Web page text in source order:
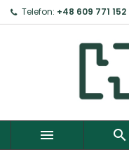
Telefon: +48 609 771 152
 
Zaloguj
Aby zapisać
Anuluj